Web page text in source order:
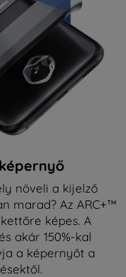
növeli a kijelző
marad? Az ARC+™
képes. A
akár 150%-kal
a képernyőt a